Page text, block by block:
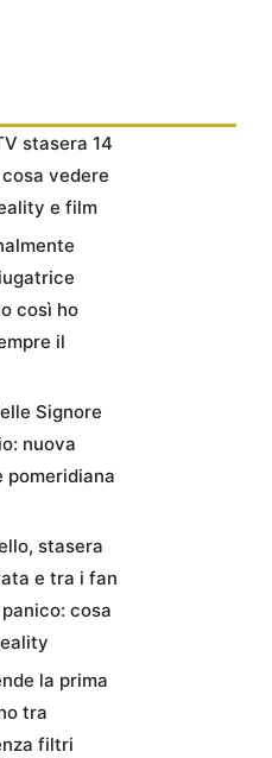
stasera 14
vedere
e film
così ho
il
Signore
nuova
pomeridiana
stasera
e tra i fan
cosa
la prima
tra
filtri